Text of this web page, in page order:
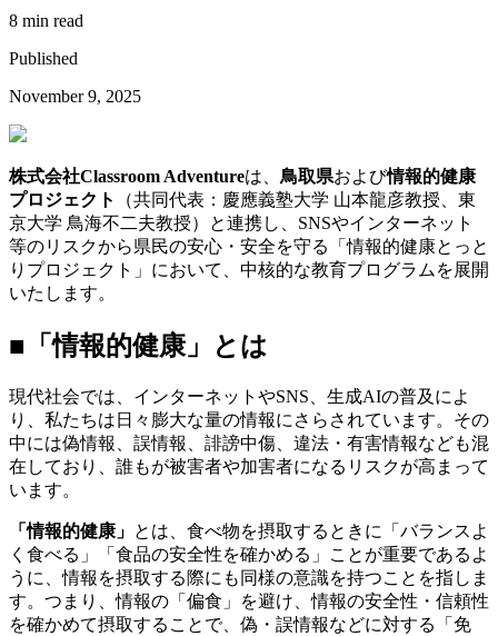
8 min read
Published
November 9, 2025
株式会社Classroom Adventureは、 鳥取県および情報的健康
プロジェクト
（共同代表：慶應義塾大学 山本龍彦教授、東
京大学 鳥海不二夫教授）と連携し、SNSやインターネット
等のリスクから県民の安心・安全を守る「情報的健康とっと
りプロジェクト」において、中核的な教育プログラムを展開
いたします。
■ 「情報的健康」とは
現代社会では、インターネットやSNS、生成AIの普及によ
り、私たちは日々膨大な量の情報にさらされています。その
中には偽情報、誤情報、誹謗中傷、違法・有害情報なども混
在しており、誰もが被害者や加害者になるリスクが高まって
います。
「情報的健康」 とは、食べ物を摂取するときに「バランスよ
く食べる」「食品の安全性を確かめる」ことが重要であるよ
うに、情報を摂取する際にも同様の意識を持つことを指しま
す。つまり、情報の「偏食」を避け、情報の安全性・信頼性
を確かめて摂取することで、偽・誤情報などに対する「免